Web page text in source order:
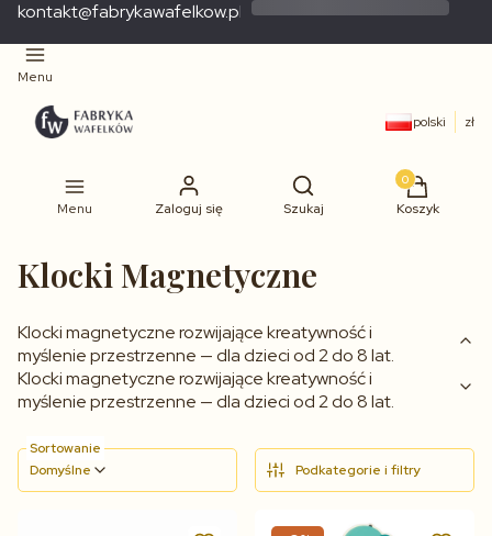
kontakt@fabrykawafelkow.pl
Menu
polski zł
Menu Zaloguj się Szukaj
Produkty w
Koszyk
Klocki Magnetyczne
Klocki magnetyczne rozwijające kreatywność i
myślenie przestrzenne — dla dzieci od 2 do 8 lat.
Klocki magnetyczne rozwijające kreatywność i
myślenie przestrzenne — dla dzieci od 2 do 8 lat.
Sortowanie
Domyślne
Podkategorie i filtry